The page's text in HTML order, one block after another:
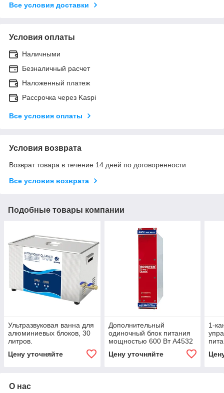
Все условия доставки
Условия оплаты
Наличными
Безналичный расчет
Наложенный платеж
Рассрочка через Kaspi
Все условия оплаты
Условия возврата
Возврат товара в течение 14 дней по договоренности
Все условия возврата
Подобные товары компании
Ультразвуковая ванна для
алюминиевых блоков, 30
литров.
Цену уточняйте
Дополнительный
одиночный блок питания
мощностью 600 Вт A4532
Цену уточняйте
1-
О нас